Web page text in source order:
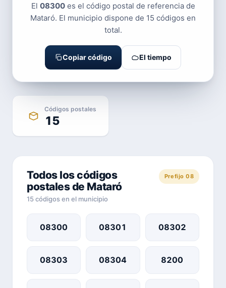
El 08300es el código postal de referencia de
Mataró. El municipio dispone de 15 códigos en
total.
Copiar código El tiempo
Códigos postales
15
Todos los códigos
postales de Mataró
15 códigos en el municipio
Prefijo 08
08300 08301 08302
08303 08304 8200